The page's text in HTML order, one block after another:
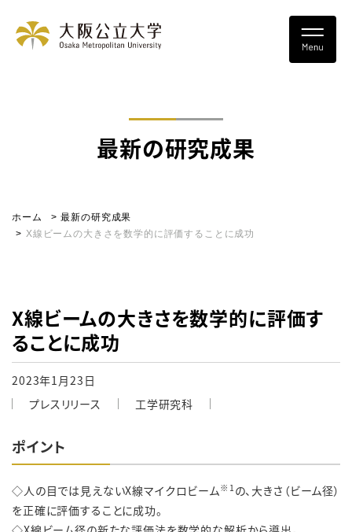
最新の研究成果
ホーム
最新の研究成果
X線ビームの大きさを数学的に評価することに成功
X線ビームの大きさを数学的に評価す
ることに成功
2023年1月23日
プレスリリース
工学研究科
ポイント
◇人の目では見えないX線マイクロビーム※ 1 の、大きさ（ビーム径）
を正確に評価することに成功。